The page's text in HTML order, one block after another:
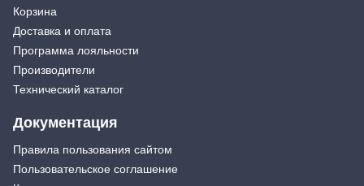
Корзина
Доставка и оплата
Программа лояльности
Производители
Технический каталог
Документация
Правила пользования сайтом
Пользовательское соглашение